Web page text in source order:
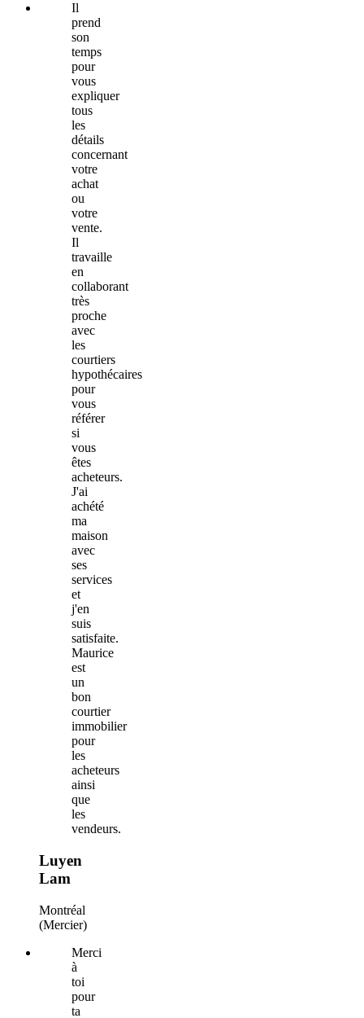
Il
prend
son
temps
pour
vous
expliquer
tous
les
détails
concernant
votre
achat
ou
votre
vente.
Il
travaille
en
collaborant
très
proche
avec
les
courtiers
hypothécaires
pour
vous
référer
si
vous
êtes
acheteurs.
J'ai
achété
ma
maison
avec
ses
services
et
j'en
suis
satisfaite.
Maurice
est
un
bon
courtier
immobilier
pour
les
acheteurs
ainsi
que
les
vendeurs.
Luyen
Lam
Montréal
(Mercier)
Merci
à
toi
pour
ta